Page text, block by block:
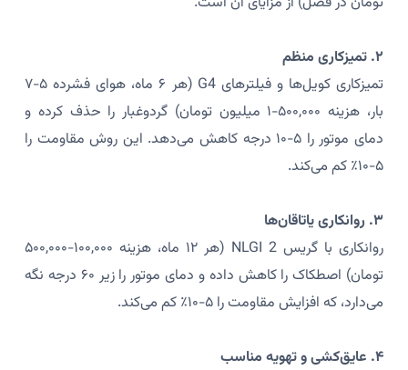
۲. تمیزکاری منظم
تمیزکاری کویل‌ها و فیلترهای G4 (هر ۶ ماه، هوای فشرده ۵-۷
بار، هزینه ۵۰۰,۰۰۰-۱ میلیون تومان) گردوغبار را حذف کرده و
دمای موتور را ۵-۱۰ درجه کاهش می‌دهد. این روش مقاومت را
۵-۱۰٪ کم می‌کند.
۳. روانکاری یاتاقان‌ها
روانکاری با گریس NLGI 2 (هر ۱۲ ماه، هزینه ۱۰۰,۰۰۰-۵۰۰,۰۰۰
تومان) اصطکاک را کاهش داده و دمای موتور را زیر ۶۰ درجه نگه
می‌دارد، که افزایش مقاومت را ۵-۱۰٪ کم می‌کند.
۴. عایق‌کشی و تهویه مناسب